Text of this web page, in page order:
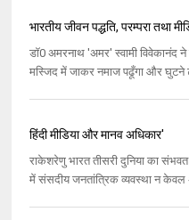
भारतीय जीवन पद्धति, परम्परा तथा
डॉ0 अमरनाथ 'अमर' स्वामी विवेकानंद
मस्जिद में जाकर नमाज पढूँगा और घुटने
हिंदी मीडिया और मानव अधिकार'
राकेशरेणु भारत तीसरी दुनिया का
में संसदीय जनतांत्रिक व्यवस्था न केवल